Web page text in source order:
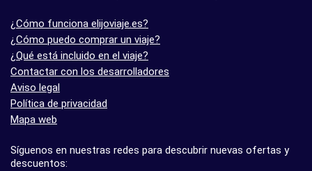
¿Cómo funciona elijoviaje.es?
¿Cómo puedo comprar un viaje?
¿Qué está incluido en el viaje?
Contactar con los desarrolladores
Aviso legal
Política de privacidad
Mapa web
Síguenos en nuestras redes para descubrir nuevas ofertas y
descuentos: